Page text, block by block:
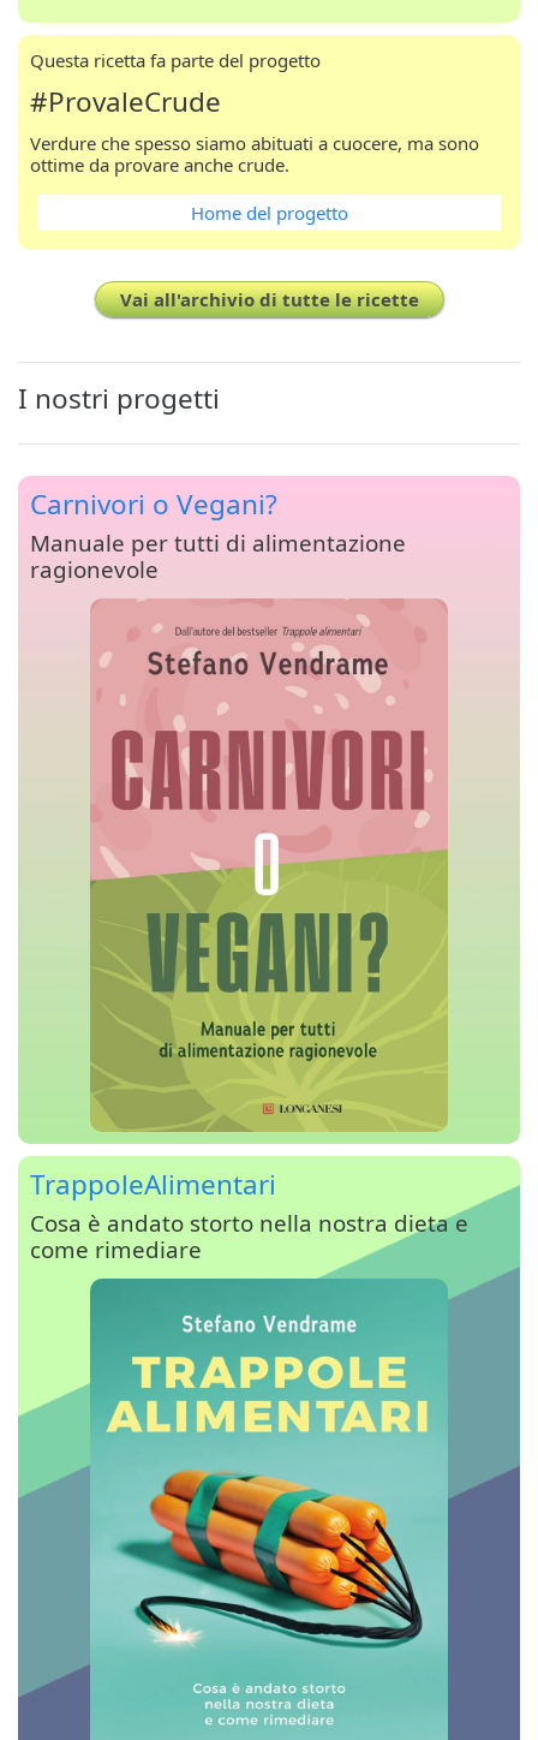
Questa ricetta fa parte del progetto
#ProvaleCrude
Verdure che spesso siamo abituati a cuocere, ma sono
ottime da provare anche crude.
Home del progetto
Vai all'archivio di tutte le ricette
I nostri progetti
Carnivori o Vegani?
Manuale per tutti di alimentazione
ragionevole
TrappoleAlimentari
Cosa è andato storto nella nostra dieta e
come rimediare